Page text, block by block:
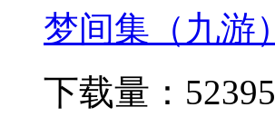
梦间集（九游）
下载量： 52395